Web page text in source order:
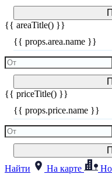
{{ areaTitle() }}
{{ props.area.name }}
{{ priceTitle() }}
{{ props.price.name }}
Найти
На карте